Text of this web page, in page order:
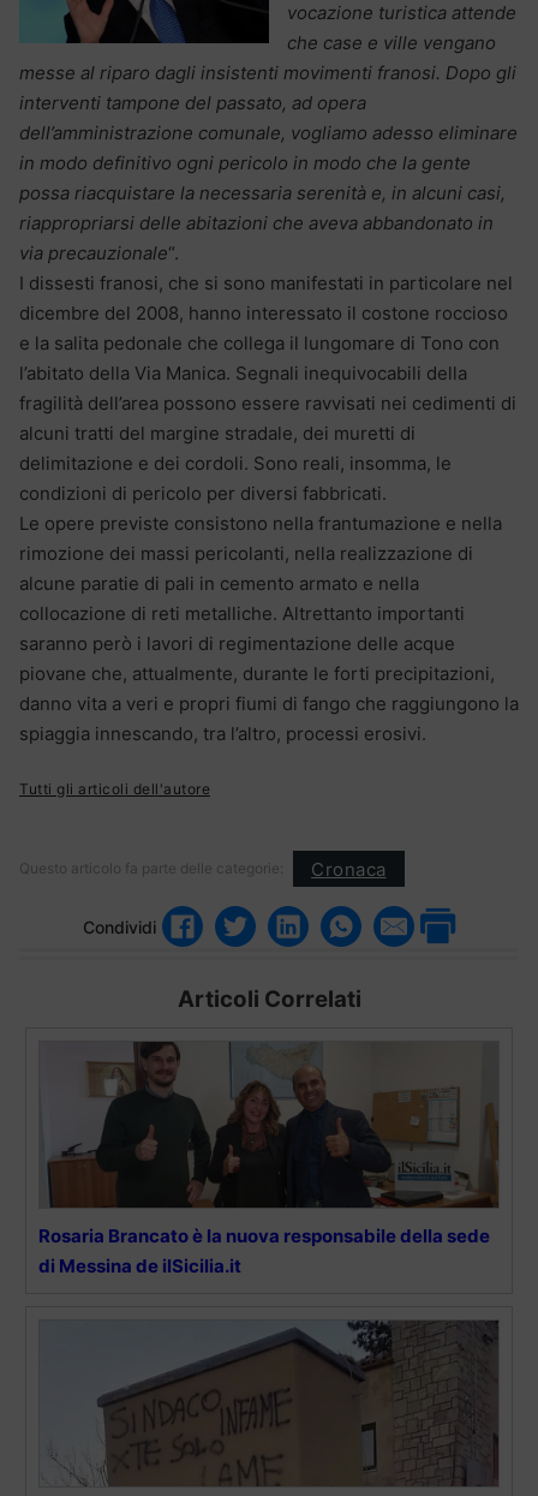
vocazione turistica attende
che case e ville vengano
messe al riparo dagli insistenti movimenti franosi. Dopo gli
interventi tampone del passato, ad opera
dell’amministrazione comunale, vogliamo adesso eliminare
in modo definitivo ogni pericolo in modo che la gente
possa riacquistare la necessaria serenità e, in alcuni casi,
riappropriarsi delle abitazioni che aveva abbandonato in
via precauzionale“.
I dissesti franosi, che si sono manifestati in particolare nel
dicembre del 2008, hanno interessato il costone roccioso
e la salita pedonale che collega il lungomare di Tono con
l’abitato della Via Manica. Segnali inequivocabili della
fragilità dell’area possono essere ravvisati nei cedimenti di
alcuni tratti del margine stradale, dei muretti di
delimitazione e dei cordoli. Sono reali, insomma, le
condizioni di pericolo per diversi fabbricati.
Le opere previste consistono nella frantumazione e nella
rimozione dei massi pericolanti, nella realizzazione di
alcune paratie di pali in cemento armato e nella
collocazione di reti metalliche. Altrettanto importanti
saranno però i lavori di regimentazione delle acque
piovane che, attualmente, durante le forti precipitazioni,
danno vita a veri e propri fiumi di fango che raggiungono la
spiaggia innescando, tra l’altro, processi erosivi.
Tutti gli articoli dell'autore
Questo articolo fa parte delle categorie: Cronaca
Condividi
Articoli Correlati
Rosaria Brancato è la nuova responsabile della sede
di Messina de ilSicilia.it